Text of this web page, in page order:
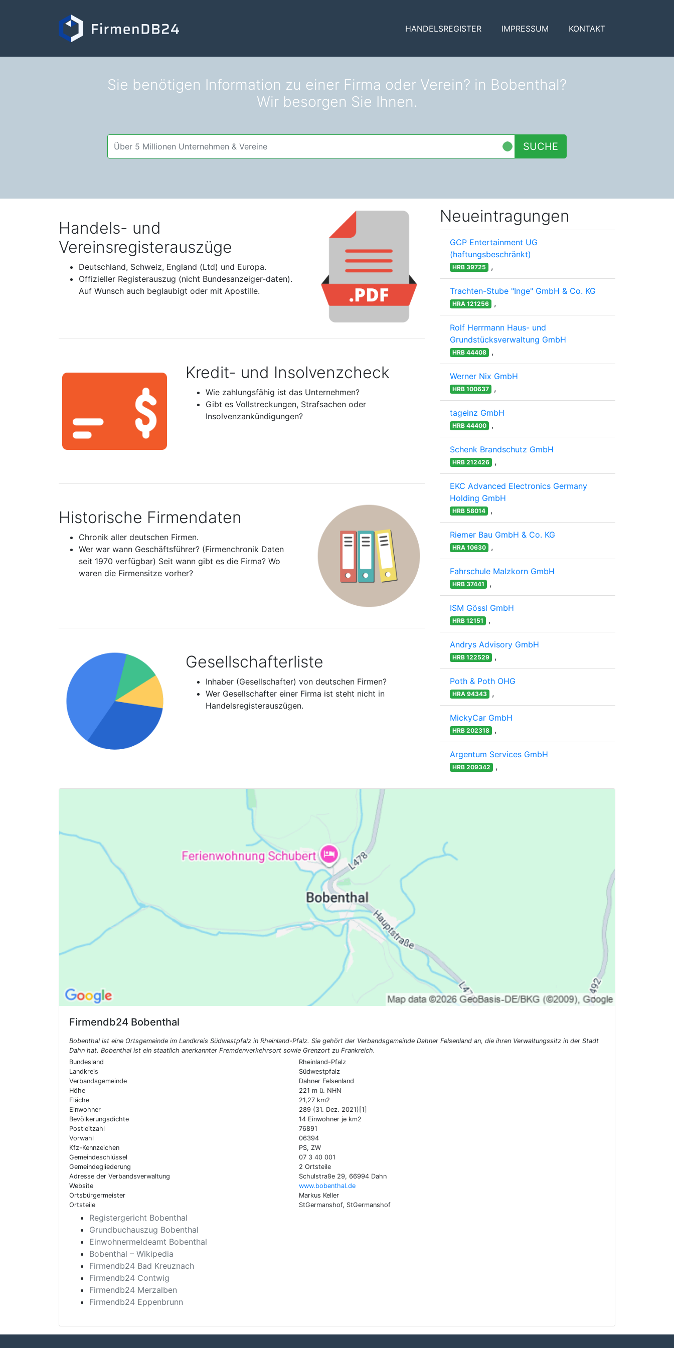
HANDELSREGISTER IMPRESSUM KONTAKT
Sie benötigen Information zu einer Firma oder Verein? in Bobenthal?
Wir besorgen Sie Ihnen.
SUCHE
Handels- und
Vereinsregisterauszüge
Deutschland, Schweiz, England (Ltd) und Europa.
Offizieller Registerauszug (nicht Bundesanzeiger-daten).
Auf Wunsch auch beglaubigt oder mit Apostille.
Kredit- und Insolvenzcheck
Wie zahlungsfähig ist das Unternehmen?
Gibt es Vollstreckungen, Strafsachen oder
Insolvenzankündigungen?
Historische Firmendaten
Chronik aller deutschen Firmen.
Wer war wann Geschäftsführer? (Firmenchronik Daten
seit 1970 verfügbar) Seit wann gibt es die Firma? Wo
waren die Firmensitze vorher?
Gesellschafterliste
Inhaber (Gesellschafter) von deutschen Firmen?
Wer Gesellschafter einer Firma ist steht nicht in
Handelsregisterauszügen.
Neueintragungen
GCP Entertainment UG
(haftungsbeschränkt)
HRB 39725 ,
Trachten-Stube "Inge" GmbH & Co. KG
HRA 121256 ,
Rolf Herrmann Haus- und
Grundstücksverwaltung GmbH
HRB 44408 ,
Werner Nix GmbH
HRB 100637 ,
tageinz GmbH
HRB 44400 ,
Schenk Brandschutz GmbH
HRB 212426 ,
EKC Advanced Electronics Germany
Holding GmbH
HRB 58014 ,
Riemer Bau GmbH & Co. KG
HRA 10630 ,
Fahrschule Malzkorn GmbH
HRB 37441 ,
ISM Gössl GmbH
HRB 12151 ,
Andrys Advisory GmbH
HRB 122529 ,
Poth & Poth OHG
HRA 94343 ,
MickyCar GmbH
HRB 202318 ,
Argentum Services GmbH
HRB 209342 ,
Firmendb24 Bobenthal
Bobenthal ist eine Ortsgemeinde im Landkreis Südwestpfalz in Rheinland-Pfalz. Sie gehört der Verbandsgemeinde Dahner Felsenland an, die ihren Verwaltungssitz in der Stadt
Dahn hat. Bobenthal ist ein staatlich anerkannter Fremdenverkehrsort sowie Grenzort zu Frankreich.
Bundesland
Rheinland-Pfalz
Landkreis
Südwestpfalz
Verbandsgemeinde
Dahner Felsenland
Höhe
221 m ü. NHN
Fläche
21,27 km2
Einwohner
289 (31. Dez. 2021)[1]
Bevölkerungsdichte
14 Einwohner je km2
Postleitzahl
76891
Vorwahl
06394
Kfz-Kennzeichen
PS, ZW
Gemeindeschlüssel
07 3 40 001
Gemeindegliederung
2 Ortsteile
Adresse der Verbandsverwaltung
Schulstraße 29, 66994 Dahn
Website
www.bobenthal.de
Ortsbürgermeister
Markus Keller
Ortsteile
StGermanshof, StGermanshof
Registergericht Bobenthal
Grundbuchauszug Bobenthal
Einwohnermeldeamt Bobenthal
Bobenthal – Wikipedia
Firmendb24 Bad Kreuznach
Firmendb24 Contwig
Firmendb24 Merzalben
Firmendb24 Eppenbrunn